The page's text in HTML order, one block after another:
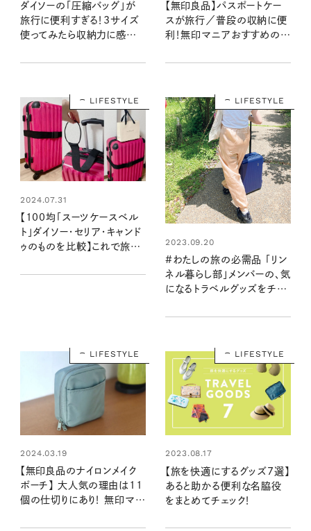
ダイソーの「圧縮バッグ」が
旅行に便利すぎる！3サイズ
使ってみたら収納力に感動：
『本当にいいもの』第10回③
【無印良品】パスポートケー
スが旅行／普段の収納に便
利！無印マニアおすすめの使
LIFESTYLE
2024.07.31
【100均「スーツケースベル
ト」ダイソー・セリア・キャンド
ゥのものを比較】これで旅の
ーン渋谷飛鳥の『本当にいい
LIFESTYLE
2023.09.20
#わたしの旅の必需品 「リン
ネル暮らし部」メンバーの、気
になるトラベルグッズをチェ
LIFESTYLE
2024.03.19
【無印良品のナイロンメイク
ポーチ】 大人気の理由は11
個の仕切りにあり！ 無印マニ
LIFESTYLE
2023.08.17
【旅を快適にするグッズ7選】
あると助かる便利な名脇役
をまとめてチェック！